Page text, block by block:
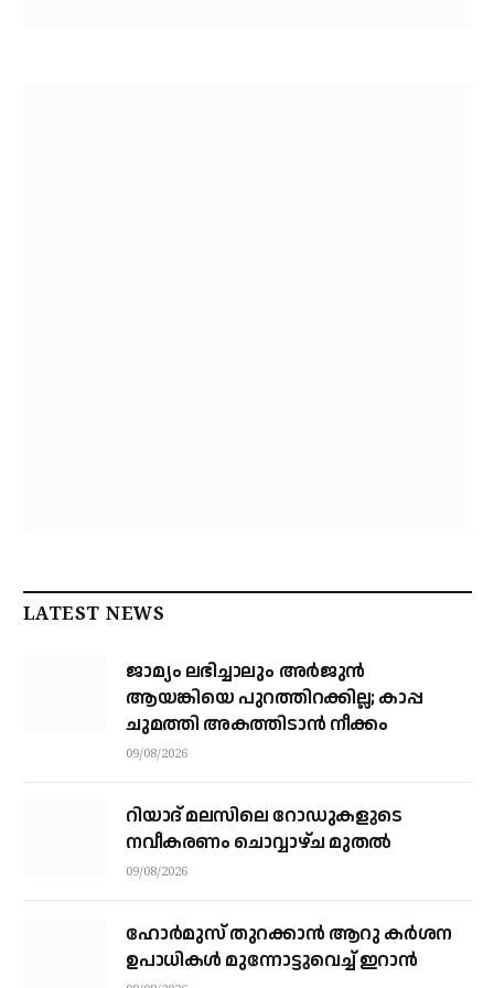
LATEST NEWS
ജാമ്യം ലഭിച്ചാലും അര്‍ജുന്‍
ആയങ്കിയെ പുറത്തിറക്കില്ല; കാപ്പ
ചുമത്തി അകത്തിടാന്‍ നീക്കം
09/08/2026
റിയാദ് മലസിലെ റോഡുകളുടെ
നവീകരണം ചൊവ്വാഴ്ച മുതല്‍
09/08/2026
ഹോർമുസ് തുറക്കാൻ ആറു കർശന
ഉപാധികൾ മുന്നോട്ടുവെച്ച് ഇറാൻ